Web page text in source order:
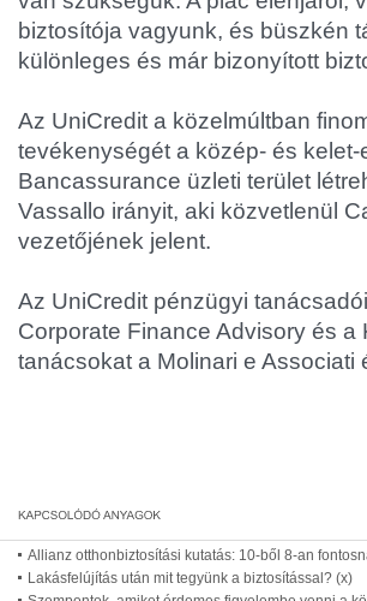
biztosítója vagyunk, és büszkén
különleges és már bizonyított
Az UniCredit a közelmúltban
tevékenységét a közép- és
Bancassurance üzleti terület
Vassallo irányit, aki közvetlenül
vezetőjének jelent.
Az UniCredit pénzügyi
Corporate Finance Advisory és
tanácsokat a Molinari e Associati
Allianz otthonbiztosítási kutatás: 10-ből 8-an
Lakásfelújítás után mit tegyünk a biztosítással? (x)